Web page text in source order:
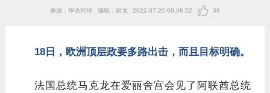
来源：华语环球 编辑：胡戈 2022-07-20 09:08:52 38
18日，欧洲顶层政要多路出击，而且目标明确。
法国总统马克龙在爱丽舍宫会见了阿联酋总统